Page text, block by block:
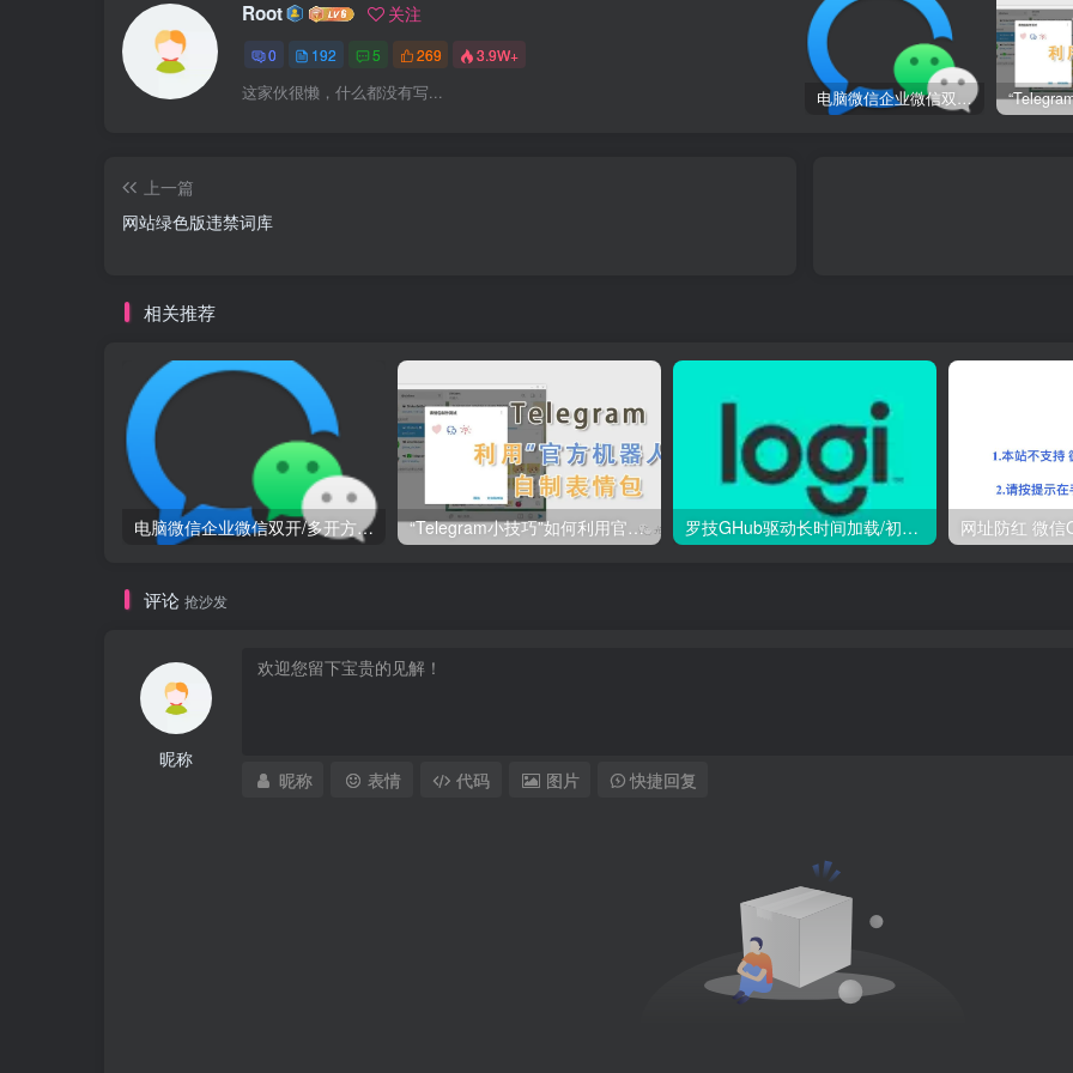
Root 关注
0 192 5 269 3.9W+
这家伙很懒，什么都没有写... 电脑微信企业微信双开/多开方法(最简单粗暴的解决方案)
上一篇
网站绿色版违禁词库
相关推荐
电脑微信企业微信双开/多开方法(最简单粗暴的解决方案) “Telegram小技巧”如何利用官方机器人自制表情包 罗技GHub驱动长时间加载/初始化【完美解决】
评论 抢沙发
昵称
昵称
表情 代码 图片 快捷回复